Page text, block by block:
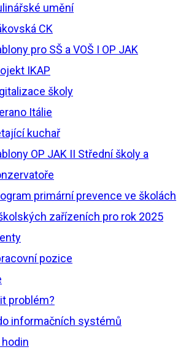
umění
CK
pro SŠ a VOŠ I OP JAK
IKAP
školy
Itálie
kuchař
OP JAK II Střední školy a
primární prevence ve školách
zařízeních pro rok 2025
pozice
problém?
informačních systémů